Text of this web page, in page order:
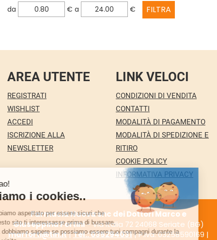
filtra
da € filtra
a €
AREA UTENTE
REGISTRATI
WISHLIST
ACCEDI
ISCRIZIONE ALLA
NEWSLETTER
LINK VELOCI
CONDIZIONI DI VENDITA
CONTATTI
MODALITÀ DI PAGAMENTO
MODALITÀ DI SPEDIZIONE E
RITIRO
COOKIE POLICY
INFORMATIVA PRIVACY
Farmacia Nuova snc dei Dottori Marco e
Giuseppina Fortini- Via Italia 72 24068 Seriate (BG)
marforti@tin.it|Tel.: 035294031| P.Iva: 03258590169 |